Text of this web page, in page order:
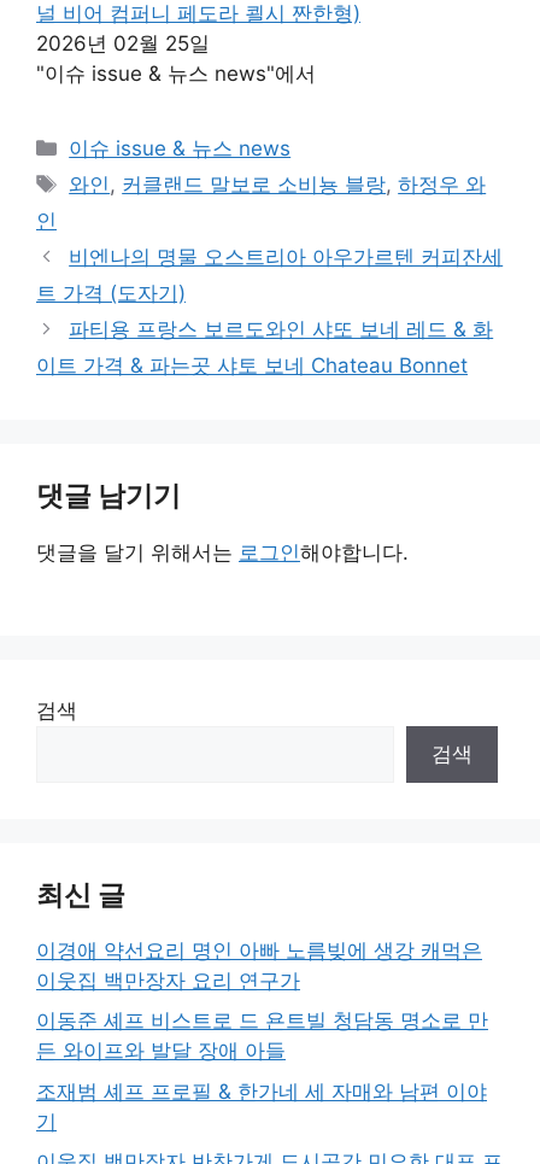
널 비어 컴퍼니 페도라 쾰시 짠한형)
2026년 02월 25일
"이슈 issue & 뉴스 news"에서
카
테
이슈 issue & 뉴스 news
태
와인, 커클랜드 말보로 소비뇽 블랑,하정우 와
인
비엔나의 명물 오스트리아 아우가르텐 커피잔세
트 가격 (도자기)
파티용 프랑스 보르도와인 샤또 보네 레드 & 화
이트 가격 & 파는곳 샤토 보네 Chateau Bonnet
댓글 남기기
댓글을 달기 위해서는 로그인해야합니다.
검색
검색
최신 글
이경애 약선요리 명인 아빠 노름빚에 생강 캐먹은
이웃집 백만장자 요리 연구가
이동준 셰프 비스트로 드 욘트빌 청담동 명소로 만
든 와이프와 발달 장애 아들
조재범 셰프 프로필 & 한가네 세 자매와 남편 이야
기